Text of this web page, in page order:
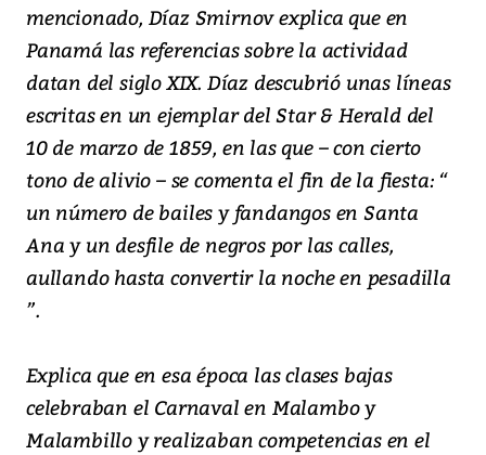
mencionado, Díaz Smirnov explica que en
Panamá las referencias sobre la actividad
datan del siglo XIX. Díaz descubrió unas líneas
escritas en un ejemplar del Star & Herald del
10 de marzo de 1859, en las que – con cierto
tono de alivio – se comenta el fin de la fiesta: “
un número de bailes y fandangos en Santa
Ana y un desfile de negros por las calles,
aullando hasta convertir la noche en pesadilla
”.
Explica que en esa época las clases bajas
celebraban el Carnaval en Malambo y
Malambillo y realizaban competencias en el